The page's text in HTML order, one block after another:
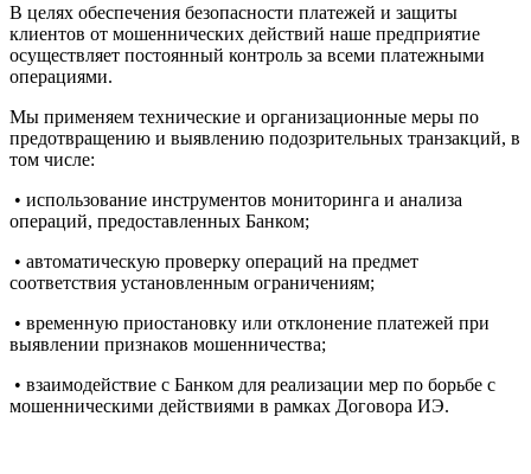
В целях обеспечения безопасности платежей и защиты
клиентов от мошеннических действий наше предприятие
осуществляет постоянный контроль за всеми платежными
операциями.
Мы применяем технические и организационные меры по
предотвращению и выявлению подозрительных транзакций, в
том числе:
• использование инструментов мониторинга и анализа
операций, предоставленных Банком;
• автоматическую проверку операций на предмет
соответствия установленным ограничениям;
• временную приостановку или отклонение платежей при
выявлении признаков мошенничества;
• взаимодействие с Банком для реализации мер по борьбе с
мошенническими действиями в рамках Договора ИЭ.